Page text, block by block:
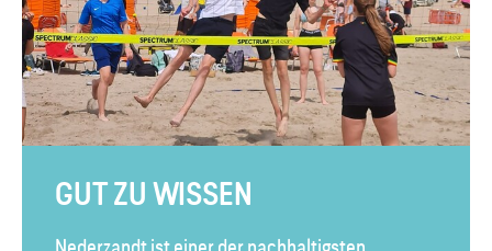
GUT ZU WISSEN